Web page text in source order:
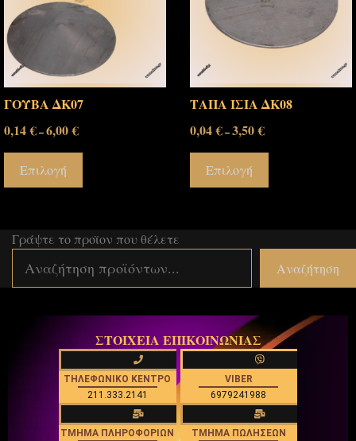
ΓΟΥΒΑ ΔΚ07
0,14€–6,00€
Επιλογή
ΤΑΠΑ ΙΣΙΑ ΔΚ08
0,04€–3,50€
Επιλογή
Γράψτε το προϊον που θέλετε
Αναζήτηση
ΣΤΟΙΧΕΙΑ ΕΠΙΚΟΙΝΩΝΙΑΣ
ΤΗΛΕΦΩΝΙΚΟ ΚΕΝΤΡΟ
211.333.2141
VIBER
6979241988
ΤΜΗΜΑ ΠΛΗΡΟΦΟΡΙΩΝ
ΤΜΗΜΑ ΠΩΛΗΣΕΩΝ